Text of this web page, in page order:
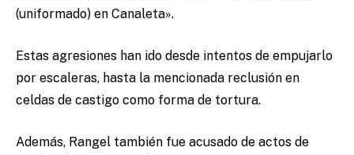
(uniformado) en Canaleta».
Estas agresiones han ido desde intentos de empujarlo
por escaleras, hasta la mencionada reclusión en
celdas de castigo como forma de tortura.
Además, Rangel también fue acusado de actos de